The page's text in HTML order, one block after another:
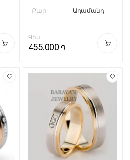
Քար Ադամանդ
Գին
455.000 ֏